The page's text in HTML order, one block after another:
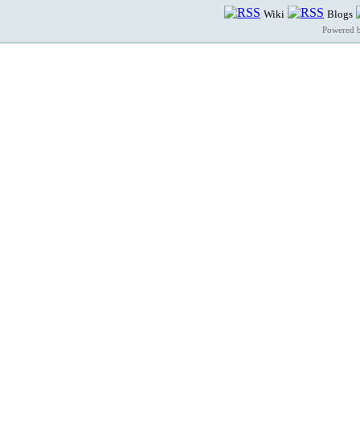
Wiki Blogs
Powered